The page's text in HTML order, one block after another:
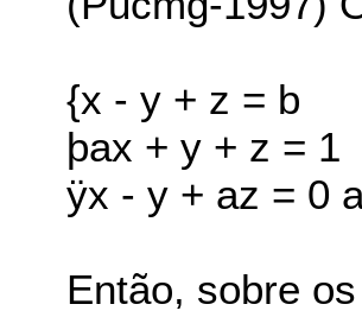
{x - y + z = b
þax + y + z = 1
ÿx - y + az = 0
Então, sobre